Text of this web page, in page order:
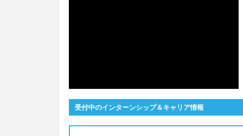
受付中のインターンシップ＆キャリア情報